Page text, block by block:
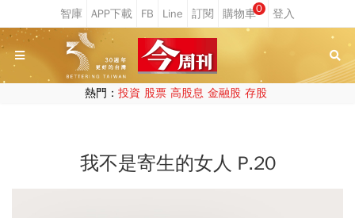
0
熱門： 投資 股票 高股息 金融股 存股
我不是寄生的女人 P.20